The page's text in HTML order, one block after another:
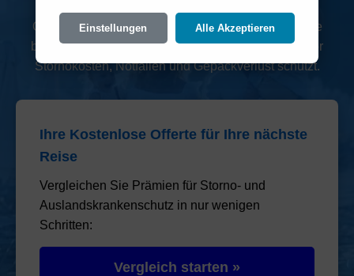
Ob Jahres- oder Einzelversicherung: Finden Sie die
beste Reiseversicherung in der Schweiz, die Sie vor
Stornokosten, Notfällen und Gepäckverlust schützt.
Ihre Kostenlose Offerte für Ihre nächste
Reise
Vergleichen Sie Prämien für Storno- und
Auslandskrankenschutz in nur wenigen
Schritten:
Vergleich starten »
Einstellungen Alle Akzeptieren